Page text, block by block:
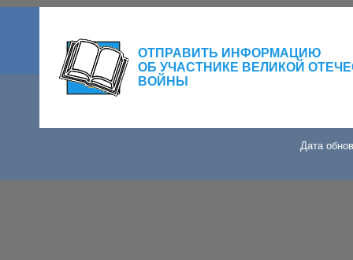
ОТПРАВИТЬ ИНФОРМАЦИЮ
ОБ УЧАСТНИКЕ ВЕЛИКОЙ
ВОЙНЫ
Дата